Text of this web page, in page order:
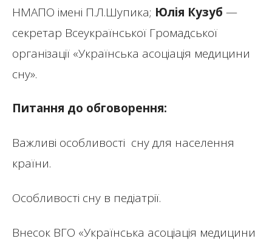
НМАПО імені П.Л.Шупика; Юлія Кузуб —
секретар Всеукраїнської Громадської
організації «Українська асоціація медицини
сну».
Питання до обговорення:
Важливі особливості сну для населення
країни.
Особливості сну в педіатрії.
Внесок ВГО «Українська асоціація медицини